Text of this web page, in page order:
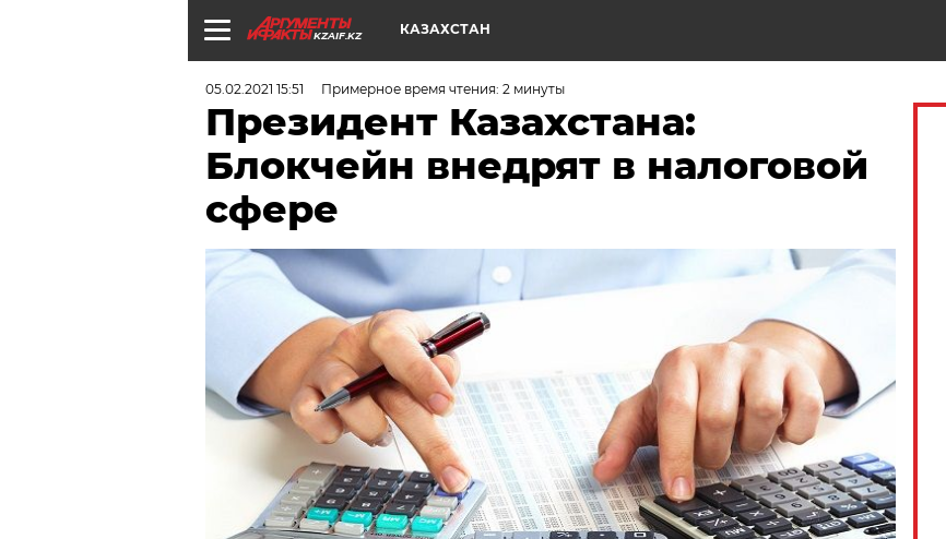
KZAIF.KZ КАЗАХСТАН
05.02.2021 15:51 Примерное время чтения: 2 минуты
Президент Казахстана:
Блокчейн внедрят в налоговой
сфере